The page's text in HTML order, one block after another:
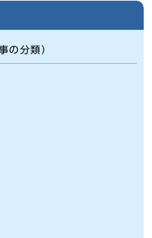
の分類）